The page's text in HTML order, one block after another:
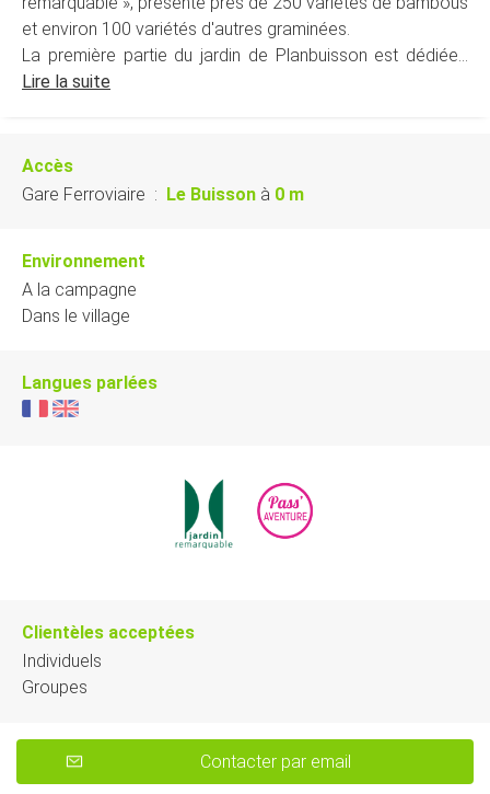
et environ 100 variétés d'autres graminées.
La première partie du jardin de Planbuisson est dédiée...
Lire la suite
Accès
Gare Ferroviaire : Le Buisson à 0 m
Environnement
A la campagne
Dans le village
Langues parlées
Clientèles acceptées
Individuels
Groupes
Contacter par email